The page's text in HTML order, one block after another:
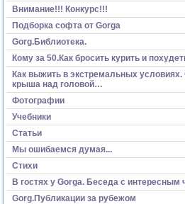
Внимание!!! Конкурс!!!
Подборка софта от Gorga
Gorg.Библиотека.
Кому за 50.Как бросить курить и
Как выжить в экстремальных условиях.
крыша над головой…
Фотографии
Учебники
Статьи
Мы ошибаемся думая...
Стихи
В гостях у Gorga. Беседа с интересным
Gorg.Публикации за рубежом